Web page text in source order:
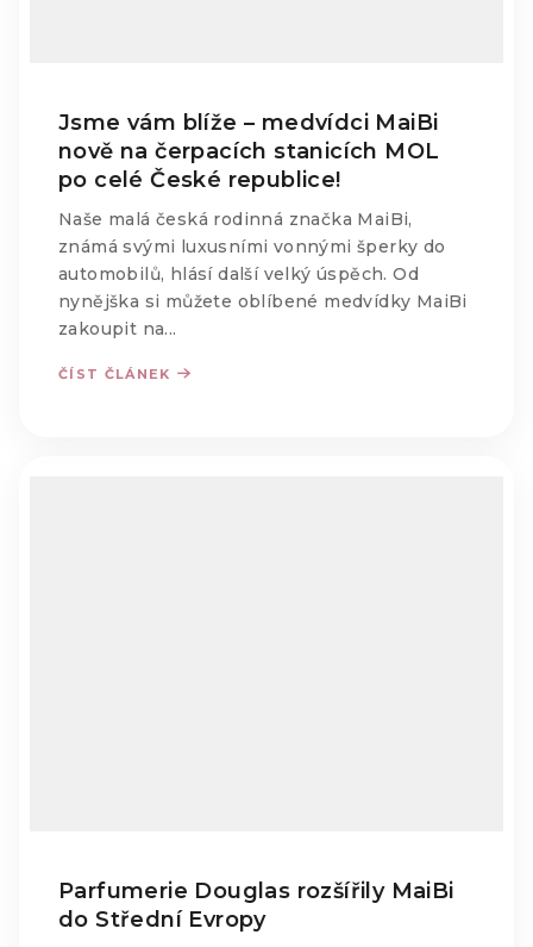
Jsme vám blíže – medvídci MaiBi
nově na čerpacích stanicích MOL
po celé České republice!
Naše malá česká rodinná značka MaiBi,
známá svými luxusními vonnými šperky do
automobilů, hlásí další velký úspěch. Od
nynějška si můžete oblíbené medvídky MaiBi
zakoupit na...
ČÍST ČLÁNEK
Parfumerie Douglas rozšířily MaiBi
do Střední Evropy